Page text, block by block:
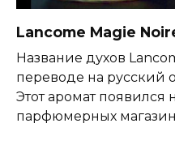
Lancome Magie
Название духов
переводе на русский
Этот аромат появился
парфюмерных